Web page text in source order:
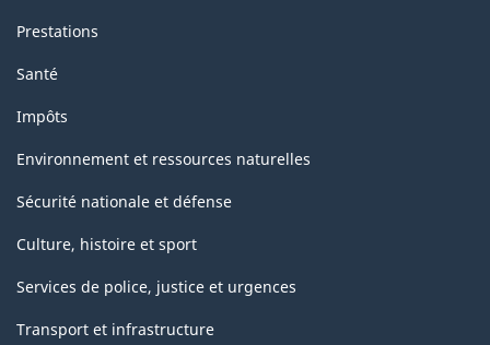
Prestations
Santé
Impôts
Environnement et ressources naturelles
Sécurité nationale et défense
Culture, histoire et sport
Services de police, justice et urgences
Transport et infrastructure